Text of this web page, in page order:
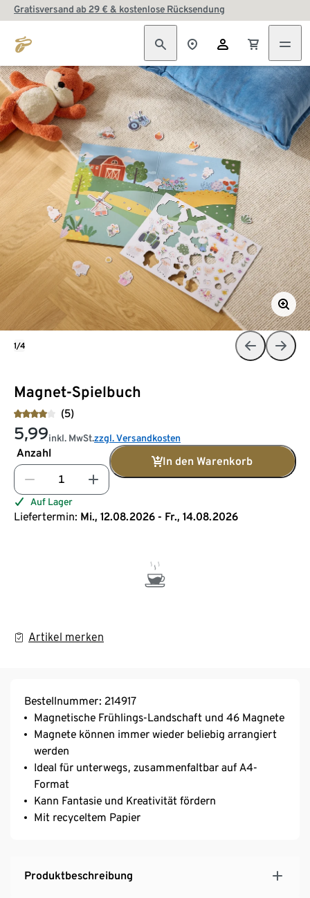
Gratisversand ab 29 € & kostenlose Rücksendung
Magnet-Spielbuch
(5)
5,99inkl. MwSt.zzgl. Versandkosten
Anzahl
In den Warenkorb
Auf Lager
Liefertermin: Mi., 12.08.2026 - Fr., 14.08.2026
Artikel merken
1/4
Bestellnummer: 214917
Magnetische Frühlings-Landschaft und 46 Magnete
Magnete können immer wieder beliebig arrangiert
werden
Ideal für unterwegs, zusammenfaltbar auf A4-
Format
Kann Fantasie und Kreativität fördern
Mit recyceltem Papier
Produktbeschreibung